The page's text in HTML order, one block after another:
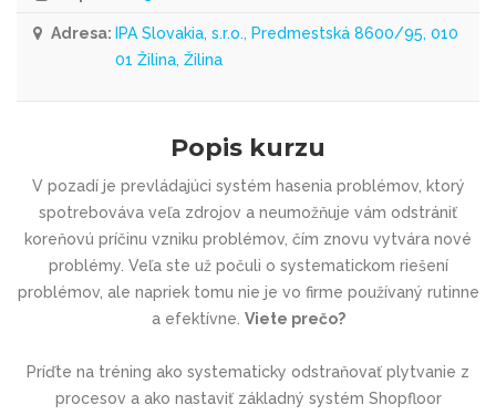
Adresa: IPA Slovakia, s.r.o., Predmestská 8600/95, 010
01 Žilina, Žilina
Popis kurzu
V pozadí je prevládajúci systém hasenia problémov, ktorý
spotrebováva veľa zdrojov a neumožňuje vám odstrániť
koreňovú príčinu vzniku problémov, čím znovu vytvára nové
problémy. Veľa ste už počuli o systematickom riešení
problémov, ale napriek tomu nie je vo firme používaný rutinne
a efektívne. Viete prečo?
Príďte na tréning ako systematicky odstraňovať plytvanie z
procesov a ako nastaviť základný systém Shopfloor